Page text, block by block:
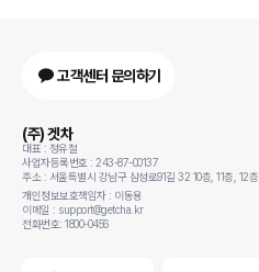
고객센터 문의하기
(주) 겟차
대표 : 정유철
사업자등록번호 : 243-87-00137
주소 : 서울특별시 강남구 삼성로91길 32 10층, 11층, 12층
개인정보보호책임자 : 이동용
이메일 : support@getcha.kr
전화번호: 1800-0456